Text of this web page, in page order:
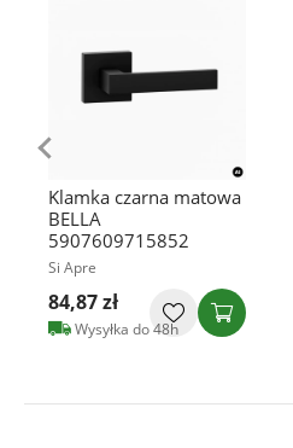
Klamka czarna matowa
BELLA
5907609715852
Si Apre
84,87 zł
Wysyłka do 48h